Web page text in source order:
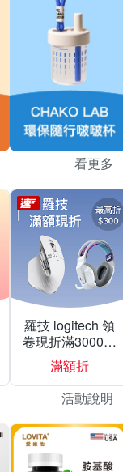
看更多
羅技 logitech 領
卷現折滿3000折
300
滿額折
活動說明